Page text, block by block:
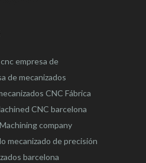
cncempresa de
de mecanizados
CNC Fábrica
CNC barcelona
Machining company
mecanizado de precisión
barcelona